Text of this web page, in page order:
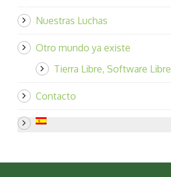
Nuestras Luchas
Otro mundo ya existe
Tierra Libre, Software Libre
Contacto